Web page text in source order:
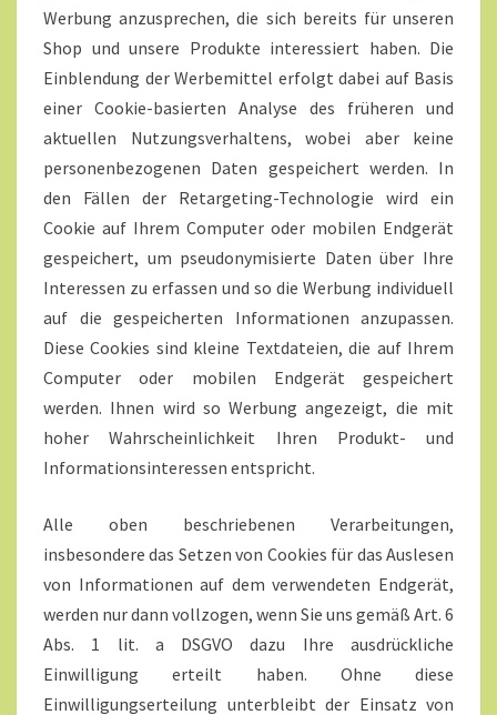
Werbung anzusprechen, die sich bereits für unseren
Shop und unsere Produkte interessiert haben. Die
Einblendung der Werbemittel erfolgt dabei auf Basis
einer Cookie-basierten Analyse des früheren und
aktuellen Nutzungsverhaltens, wobei aber keine
personenbezogenen Daten gespeichert werden. In
den Fällen der Retargeting-Technologie wird ein
Cookie auf Ihrem Computer oder mobilen Endgerät
gespeichert, um pseudonymisierte Daten über Ihre
Interessen zu erfassen und so die Werbung individuell
auf die gespeicherten Informationen anzupassen.
Diese Cookies sind kleine Textdateien, die auf Ihrem
Computer oder mobilen Endgerät gespeichert
werden. Ihnen wird so Werbung angezeigt, die mit
hoher Wahrscheinlichkeit Ihren Produkt- und
Informationsinteressen entspricht.
Alle oben beschriebenen Verarbeitungen,
insbesondere das Setzen von Cookies für das Auslesen
von Informationen auf dem verwendeten Endgerät,
werden nur dann vollzogen, wenn Sie uns gemäß Art. 6
Abs. 1 lit. a DSGVO dazu Ihre ausdrückliche
Einwilligung erteilt haben. Ohne diese
Einwilligungserteilung unterbleibt der Einsatz von